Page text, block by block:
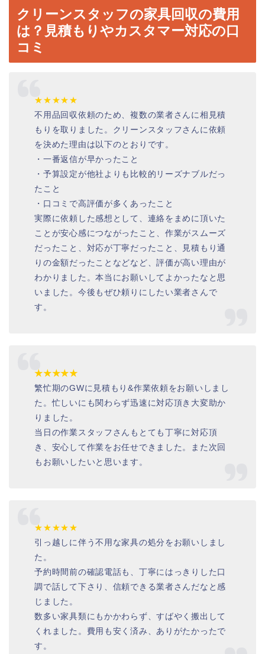
クリーンスタッフの家具回収の費用
は？見積もりやカスタマー対応の口
コミ
★★★★★
不用品回収依頼のため、複数の業者さんに相見積
もりを取りました。クリーンスタッフさんに依頼
を決めた理由は以下のとおりです。
・一番返信が早かったこと
・予算設定が他社よりも比較的リーズナブルだっ
たこと
・口コミで高評価が多くあったこと
実際に依頼した感想として、連絡をまめに頂いた
ことが安心感につながったこと、作業がスムーズ
だったこと、対応が丁寧だったこと、見積もり通
りの金額だったことなどなど、評価が高い理由が
わかりました。本当にお願いしてよかったなと思
いました。今後もぜひ頼りにしたい業者さんで
す。
★★★★★
繁忙期のGWに見積もり&作業依頼をお願いしまし
た。忙しいにも関わらず迅速に対応頂き大変助か
りました。
当日の作業スタッフさんもとても丁寧に対応頂
き、安心して作業をお任せできました。また次回
もお願いしたいと思います。
★★★★★
引っ越しに伴う不用な家具の処分をお願いしまし
た。
予約時間前の確認電話も、丁寧にはっきりした口
調で話して下さり、信頼できる業者さんだなと感
じました。
数多い家具類にもかかわらず、すばやく搬出して
くれました。費用も安く済み、ありがたかったで
す。